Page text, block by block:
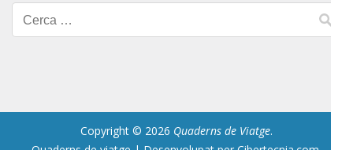
Cerca:
Copyright © 2026 Quaderns de Viatge.